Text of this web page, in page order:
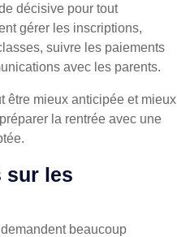
décisive pour tout
gérer les inscriptions,
suivre les paiements
avec les parents.
être mieux anticipée et mieux
la rentrée avec une
sur les
beaucoup